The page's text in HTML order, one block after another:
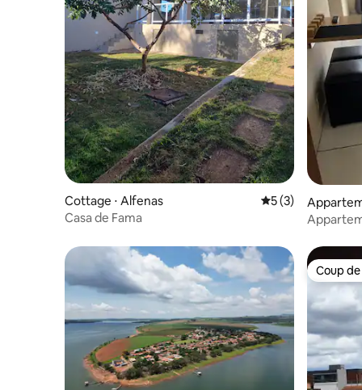
Cottage ⋅ Alfenas Évaluation
5 (3)
Casa de Fama
Coup
Coup